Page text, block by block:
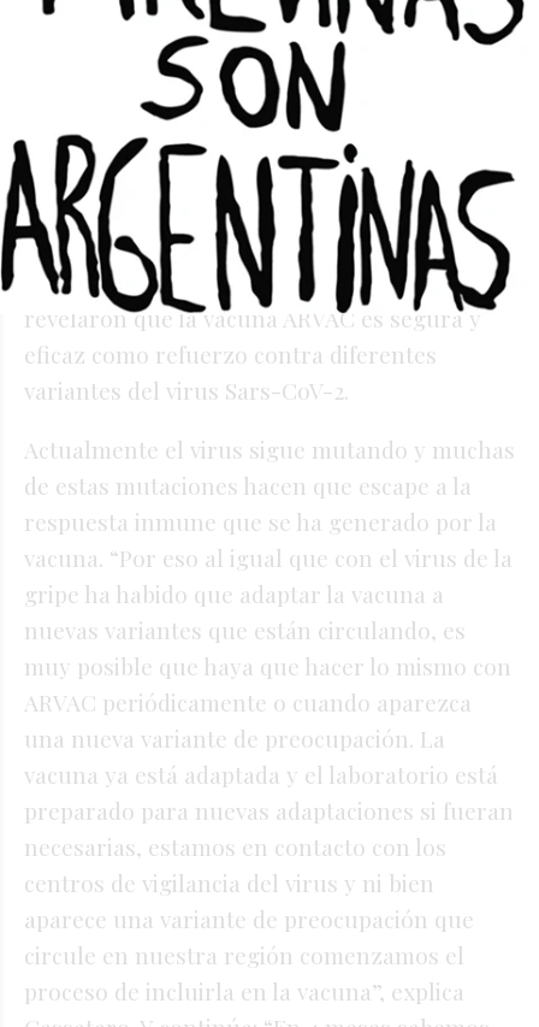
GMP (buenas prácticas de manufactura)
estuvieron a cargo del Laboratorio Cassará.
Los ensayos clínicos fueron financiados por la
Agencia I+D+i, el Ministerio de Ciencia y
Tecnología y el Laboratorio Cassará.
Los ensayos clínicos de Fases I, II y III, de los
que participaron más de 2 mil voluntarios,
revelaron que la vacuna ARVAC es segura y
eficaz como refuerzo contra diferentes
variantes del virus Sars-CoV-2.
Actualmente el virus sigue mutando y muchas
de estas mutaciones hacen que escape a la
respuesta inmune que se ha generado por la
vacuna. “Por eso al igual que con el virus de la
gripe ha habido que adaptar la vacuna a
nuevas variantes que están circulando, es
muy posible que haya que hacer lo mismo con
ARVAC periódicamente o cuando aparezca
una nueva variante de preocupación. La
vacuna ya está adaptada y el laboratorio está
preparado para nuevas adaptaciones si fueran
necesarias, estamos en contacto con los
centros de vigilancia del virus y ni bien
aparece una variante de preocupación que
circule en nuestra región comenzamos el
proceso de incluirla en la vacuna”, explica